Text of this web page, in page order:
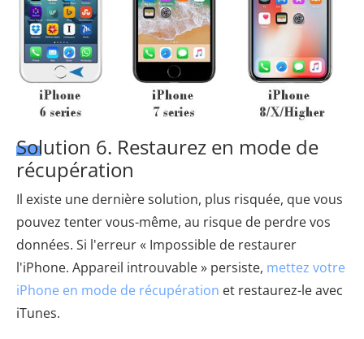
Solution 6. Restaurez en mode de
récupération
Il existe une dernière solution, plus risquée, que vous
pouvez tenter vous-même, au risque de perdre vos
données. Si l'erreur « Impossible de restaurer
l'iPhone. Appareil introuvable » persiste, mettez votre
iPhone en mode de récupération et restaurez-le avec
iTunes.